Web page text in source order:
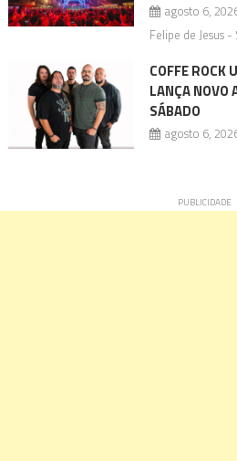
agosto 6,
Felipe de Jesus
COFFE ROCK
LANÇA NOVO
SÁBADO
agosto 6,